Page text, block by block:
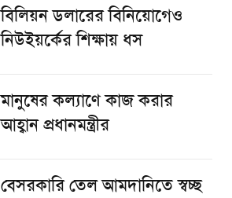
বিলিয়ন ডলারের বিনিয়োগেও
নিউইয়র্কের শিক্ষায় ধস
মানুষের কল্যাণে কাজ করার
আহ্বান প্রধানমন্ত্রীর
বেসরকারি তেল আমদানিতে স্বচ্ছ